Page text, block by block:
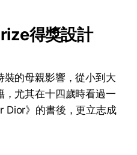
得獎設計
的母親影響，從小到大
尤其在十四歲時看過一
Dior》的書後，更立志成